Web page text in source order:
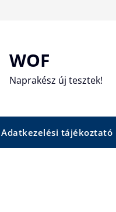
WOF
Naprakész új tesztek!
Adatkezelési tájékoztató